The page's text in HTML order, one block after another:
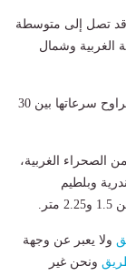
قد تصل إلى متوسطة
الغربية وشمال
ومن المتوقع أيضًا نشاط للرياح على أغلب الأنحاء، تتراوح سرعاتها بين 30
الصحراء الغربية،
وبلطيم
ولا يعبر عن وجهة
ونحن غير